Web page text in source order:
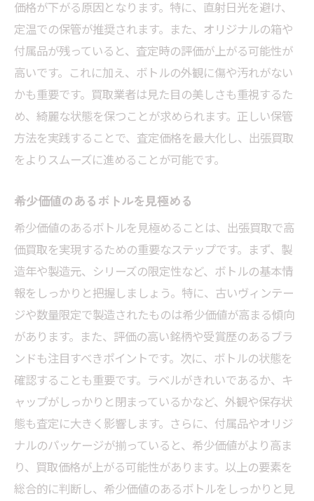
価格が下がる原因となります。特に、直射日光を避け、
定温での保管が推奨されます。また、オリジナルの箱や
付属品が残っていると、査定時の評価が上がる可能性が
高いです。これに加え、ボトルの外観に傷や汚れがない
かも重要です。買取業者は見た目の美しさも重視するた
め、綺麗な状態を保つことが求められます。正しい保管
方法を実践することで、査定価格を最大化し、出張買取
をよりスムーズに進めることが可能です。
希少価値のあるボトルを見極める
希少価値のあるボトルを見極めることは、出張買取で高
価買取を実現するための重要なステップです。まず、製
造年や製造元、シリーズの限定性など、ボトルの基本情
報をしっかりと把握しましょう。特に、古いヴィンテー
ジや数量限定で製造されたものは希少価値が高まる傾向
があります。また、評価の高い銘柄や受賞歴のあるブラ
ンドも注目すべきポイントです。次に、ボトルの状態を
確認することも重要です。ラベルがきれいであるか、キ
ャップがしっかりと閉まっているかなど、外観や保存状
態も査定に大きく影響します。さらに、付属品やオリジ
ナルのパッケージが揃っていると、希少価値がより高ま
り、買取価格が上がる可能性があります。以上の要素を
総合的に判断し、希少価値のあるボトルをしっかりと見